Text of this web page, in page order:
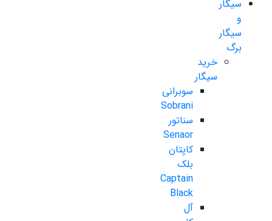
سیگار
و
سیگار
برگ
خرید
سیگار
سوبرانی
Sobrani
سناتور
Senaor
کاپتان
بلک
Captain
Black
آل